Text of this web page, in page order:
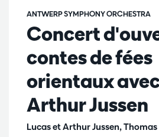
Concert
contes de fées
orientaux
Arthur Jussen
Lucas et Arthur Jussen,
ANTWERP SYMPHONY ORCHESTRA